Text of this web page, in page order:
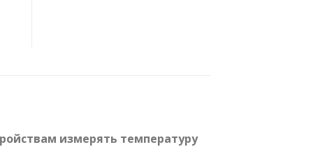
измерять температуру